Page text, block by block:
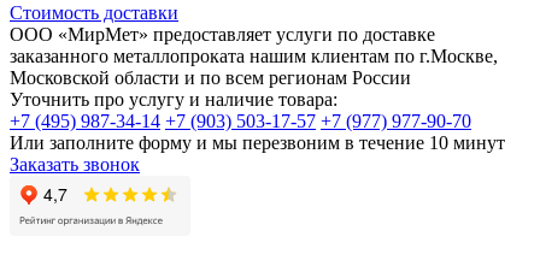
Стоимость доставки
ООО «МирМет» предоставляет услуги по доставке
заказанного металлопроката нашим клиентам по г.Москве,
Московской области и по всем регионам России
Уточнить про услугу и наличие товара:
+7 (495) 987-34-14 +7 (903) 503-17-57 +7 (977) 977-90-70
Или заполните форму и мы перезвоним в течение 10 минут
Заказать звонок